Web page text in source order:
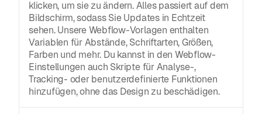
klicken, um sie zu ändern. Alles passiert auf dem
Bildschirm, sodass Sie Updates in Echtzeit
sehen. Unsere Webflow-Vorlagen enthalten
Variablen für Abstände, Schriftarten, Größen,
Farben und mehr. Du kannst in den Webflow-
Einstellungen auch Skripte für Analyse-,
Tracking- oder benutzerdefinierte Funktionen
hinzufügen, ohne das Design zu beschädigen.